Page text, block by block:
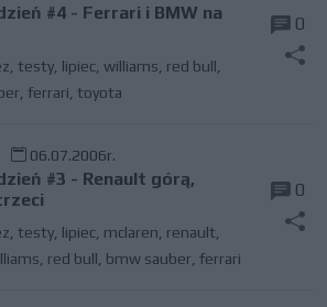
#4 - Ferrari i BMW na
testy, lipiec, williams red bull
ferrari toyota
0
06.07.2006r.
#3 - Renault górą,
testy, lipiec, mclaren renault
red bull bmw sauber ferrari
0